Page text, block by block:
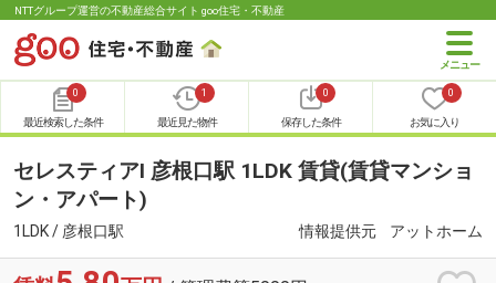
NTTグループ運営の不動産総合サイト goo住宅・不動産
0
最近検索した条件
1
最近見た物件
0
保存した条件
0
お気に入り
セレスティアⅠ 彦根口駅 1LDK 賃貸(賃貸マンショ
ン・アパート)
1LDK / 彦根口駅 情報提供元 アットホーム